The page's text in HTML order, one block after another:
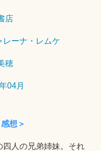
店
レーナ・レムケ
穂
04月
想＞
四人の兄弟姉妹。それ